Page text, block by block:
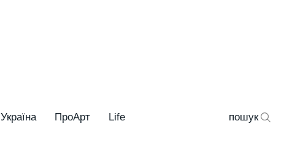
Україна ПроАрт Life пошук